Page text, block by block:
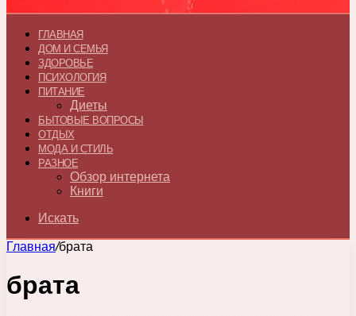
ГЛАВНАЯ
ДОМ И СЕМЬЯ
ЗДОРОВЬЕ
ПСИХОЛОГИЯ
ПИТАНИЕ
Диеты
БЫТОВЫЕ ВОПРОСЫ
ОТДЫХ
МОДА И СТИЛЬ
РАЗНОЕ
Обзор интернета
Книги
Искать
Главная/брата
брата